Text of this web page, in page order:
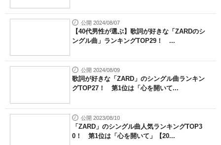
公開 2024/08/07
【40代男性が選ぶ】歌詞が好きな「ZARDのシ
ングル曲」ランキングTOP29！ ...
公開 2024/08/09
歌詞が好きな「ZARD」のシングル曲ランキン
グTOP27！ 第1位は「心を開いて...
公開 2023/08/10
「ZARD」のシングル曲人気ランキングTOP3
0！ 第1位は「心を開いて」【20...